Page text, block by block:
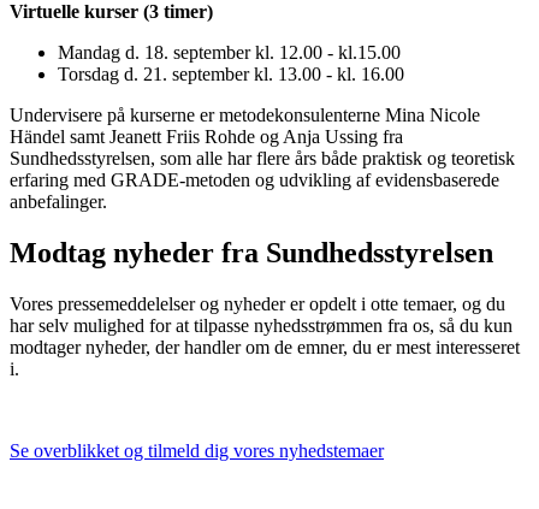
Virtuelle kurser (3 timer)
Mandag d. 18. september kl. 12.00 - kl.15.00
Torsdag d. 21. september kl. 13.00 - kl. 16.00
Undervisere på kurserne er metodekonsulenterne Mina Nicole
Händel samt Jeanett Friis Rohde og Anja Ussing fra
Sundhedsstyrelsen, som alle har flere års både praktisk og teoretisk
erfaring med GRADE-metoden og udvikling af evidensbaserede
anbefalinger.
Modtag nyheder fra Sundhedsstyrelsen
Vores pressemeddelelser og nyheder er opdelt i otte temaer, og du
har selv mulighed for at tilpasse nyhedsstrømmen fra os, så du kun
modtager nyheder, der handler om de emner, du er mest interesseret
i.
Se overblikket og tilmeld dig vores nyhedstemaer